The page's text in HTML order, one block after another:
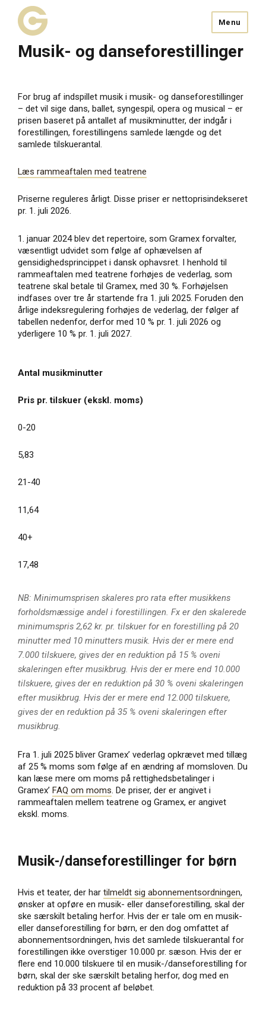
Menu
Musik- og danseforestillinger
For brug af indspillet musik i musik- og danseforestillinger
– det vil sige dans, ballet, syngespil, opera og musical – er
prisen baseret på antallet af musikminutter, der indgår i
forestillingen, forestillingens samlede længde og det
samlede tilskuerantal.
Læs rammeaftalen med teatrene
Priserne reguleres årligt. Disse priser er nettoprisindekseret
pr. 1. juli 2026.
1. januar 2024 blev det repertoire, som Gramex forvalter,
væsentligt udvidet som følge af ophævelsen af
gensidighedsprincippet i dansk ophavsret. I henhold til
rammeaftalen med teatrene forhøjes de vederlag, som
teatrene skal betale til Gramex, med 30 %. Forhøjelsen
indfases over tre år startende fra 1. juli 2025. Foruden den
årlige indeksregulering forhøjes de vederlag, der følger af
tabellen nedenfor, derfor med 10 % pr. 1. juli 2026 og
yderligere 10 % pr. 1. juli 2027.
Antal musikminutter
Pris pr. tilskuer (ekskl. moms)
0-20
5,83
21-40
11,64
40+
17,48
NB: Minimumsprisen skaleres pro rata efter musikkens
forholdsmæssige andel i forestillingen. Fx er den skalerede
minimumspris 2,62 kr. pr. tilskuer for en forestilling på 20
minutter med 10 minutters musik. Hvis der er mere end
7.000 tilskuere, gives der en reduktion på 15 % oveni
skaleringen efter musikbrug. Hvis der er mere end 10.000
tilskuere, gives der en reduktion på 30 % oveni skaleringen
efter musikbrug. Hvis der er mere end 12.000 tilskuere,
gives der en reduktion på 35 % oveni skaleringen efter
musikbrug.
Fra 1. juli 2025 bliver Gramex’ vederlag opkrævet med tillæg
af 25 % moms som følge af en ændring af momsloven. Du
kan læse mere om moms på rettighedsbetalinger i
Gramex’ FAQ om moms. De priser, der er angivet i
rammeaftalen mellem teatrene og Gramex, er angivet
ekskl. moms.
Musik-/danseforestillinger for børn
Hvis et teater, der har tilmeldt sig abonnementsordningen,
ønsker at opføre en musik- eller danseforestilling, skal der
ske særskilt betaling herfor. Hvis der er tale om en musik-
eller danseforestilling for børn, er den dog omfattet af
abonnementsordningen, hvis det samlede tilskuerantal for
forestillingen ikke overstiger 10.000 pr. sæson. Hvis der er
flere end 10.000 tilskuere til en musik-/danseforestilling for
børn, skal der ske særskilt betaling herfor, dog med en
reduktion på 33 procent af beløbet.